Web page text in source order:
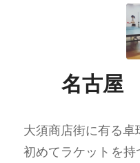
名古屋
大須商店街に有る卓
初めてラケットを